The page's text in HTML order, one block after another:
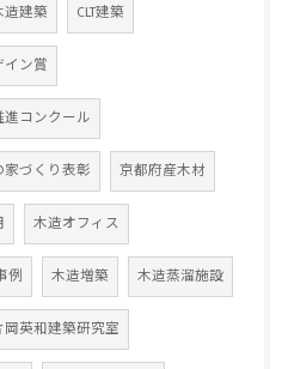
造建築 CLT建築
イン賞
コンクール
づくり表彰 京都府産木材
木造オフィス
例 木造増築 木造蒸溜施設
英和建築研究室